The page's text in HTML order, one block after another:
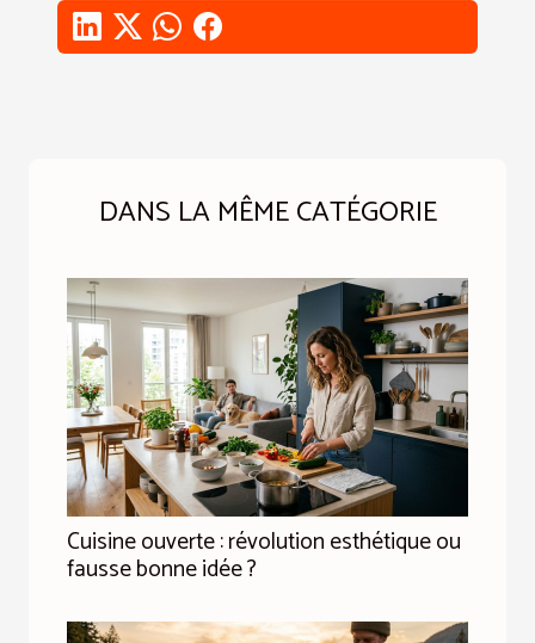
DANS LA MÊME CATÉGORIE
Cuisine ouverte : révolution esthétique ou
fausse bonne idée ?